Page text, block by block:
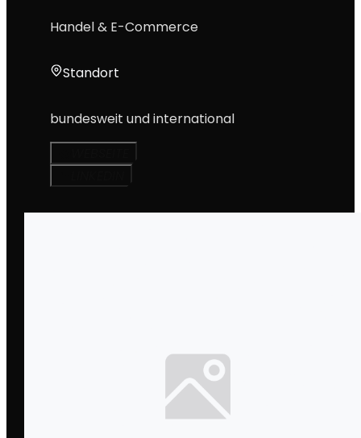
Handel & E-Commerce
Standort
bundesweit und international